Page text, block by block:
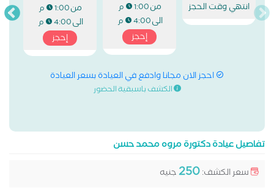
انتهي وقت الحجز من1:00 م
الى4:00 م
إحجز
من1:00 م
الى4:00 م
إحجز
احجز الان مجانا وادفع في العيادة بسعر العيادة
الكشف باسبقية الحضور
تفاصيل عيادة دكتورة مروه محمد حسن
سعر الكشف:250جنيه